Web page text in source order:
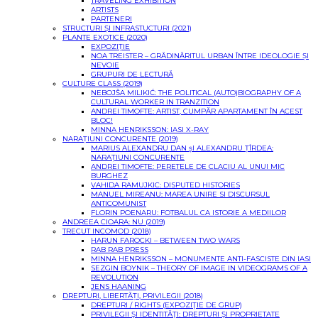
ARTISTS
PARTENERI
STRUCTURI ȘI INFRASTUCTURI (2021)
PLANTE EXOTICE (2020)
EXPOZIȚIE
NOA TREISTER – GRĂDINĂRITUL URBAN ÎNTRE IDEOLOGIE ȘI
NEVOIE
GRUPURI DE LECTURĂ
CULTURE CLASS (2019)
NEBOJŠA MILIKIĆ: THE POLITICAL (AUTO)BIOGRAPHY OF A
CULTURAL WORKER IN TRANZITION
ANDREI TIMOFTE: ARTIST, CUMPĂR APARTAMENT ÎN ACEST
BLOC!
MINNA HENRIKSSON: IASI X-RAY
NARAȚIUNI CONCURENTE (2019)
MARIUS ALEXANDRU DAN șI ALEXANDRU ȚÎRDEA:
NARAȚIUNI CONCURENTE
ANDREI TIMOFTE: PERETELE DE CLACIU AL UNUI MIC
BURGHEZ
VAHIDA RAMUJKIC: DISPUTED HISTORIES
MANUEL MIREANU: MAREA UNIRE SI DISCURSUL
ANTICOMUNIST
FLORIN POENARU: FOTBALUL CA ISTORIE A MEDIILOR
ANDREEA CIOARA: NU (2019)
TRECUT INCOMOD (2018)
HARUN FAROCKI – BETWEEN TWO WARS
RAB RAB PRESS
MINNA HENRIKSSON – MONUMENTE ANTI-FASCISTE DIN IASI
SEZGIN BOYNIK – THEORY OF IMAGE IN VIDEOGRAMS OF A
REVOLUTION
JENS HAANING
DREPTURI, LIBERTĂȚI, PRIVILEGII (2018)
DREPTURI / RIGHTS (EXPOZIŢIE DE GRUP)
PRIVILEGII ŞI IDENTITĂŢI: DREPTURI ŞI PROPRIETATE